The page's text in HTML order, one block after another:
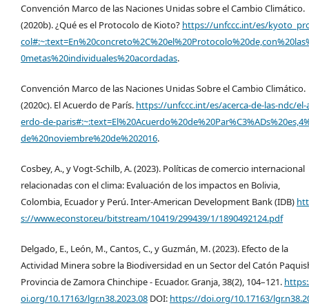
Convención Marco de las Naciones Unidas sobre el Cambio Climático.
(2020b). ¿Qué es el Protocolo de Kioto? https://unfccc.int/es/
0metas%20individuales%20acordadas.
Convención Marco de las Naciones Unidas Sobre el Cambio Climático.
(2020c). El Acuerdo de París. https://unfccc.int/es/acerca-de-las-ndc/el-
erdo-de-
de%20noviembre%20de%202016.
Cosbey, A., y Vogt-Schilb, A. (2023). Políticas de comercio internacional
relacionadas con el clima: Evaluación de los impactos en Bolivia,
Colombia, Ecuador y Perú. Inter-American Development Bank (IDB)
s://www.econstor.eu/bitstream/10419/299439/1/1890492124.pdf
Delgado, E., León, M., Cantos, C., y Guzmán, M. (2023). Efecto de la
Actividad Minera sobre la Biodiversidad en un Sector del Catón
Provincia de Zamora Chinchipe - Ecuador. Granja, 38(2), 104–121.
oi.org/10.17163/lgr.n38.2023.08 DOI: https://doi.org/10.17163/